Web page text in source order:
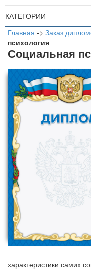
КАТЕГОРИИ
Главная -> Заказ
психология
Социальная
характеристики самих